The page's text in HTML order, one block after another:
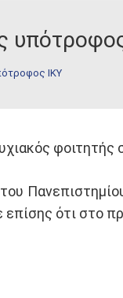
ΙΚΥ
ότι στο